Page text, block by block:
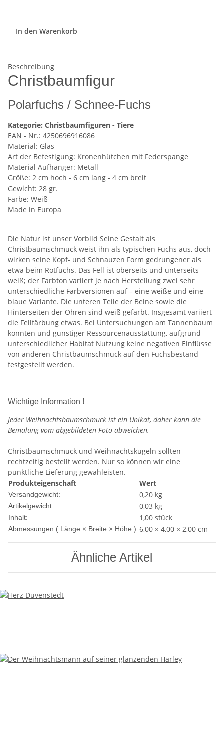
In den Warenkorb
Beschreibung
Christbaumfigur
Polarfuchs / Schnee-Fuchs
Kategorie: Christbaumfiguren - Tiere
EAN - Nr.: 4250696916086
Material: Glas
Art der Befestigung: Kronenhütchen mit Federspange
Material Aufhänger: Metall
Größe: 2 cm hoch - 6 cm lang - 4 cm breit
Gewicht: 28 gr.
Farbe: Weiß
Made in Europa
Die Natur ist unser Vorbild Seine Gestalt als
Christbaumschmuck weist ihn als typischen Fuchs aus, doch
wirken seine Kopf- und Schnauzen Form gedrungener als
etwa beim Rotfuchs. Das Fell ist oberseits und unterseits
weiß; der Farbton variiert je nach Herstellung zwei sehr
unterschiedliche Farbversionen auf – eine weiße und eine
blaue Variante. Die unteren Teile der Beine sowie die
Hinterseiten der Ohren sind weiß gefärbt. Insgesamt variiert
die Fellfärbung etwas. Bei Untersuchungen am Tannenbaum
konnten und günstiger Ressourcenausstattung, aufgrund
unterschiedlicher Habitat Nutzung keine negativen Einflüsse
von anderen Christbaumschmuck auf den Fuchsbestand
festgestellt werden.
Wichtige Information !
Jeder Weihnachtsbaumschmuck ist ein Unikat, daher kann die
Bemalung vom abgebildeten Foto abweichen.
Christbaumschmuck und Weihnachtskugeln sollten
rechtzeitig bestellt werden. Nur so können wir eine
pünktliche Lieferung gewähleisten.
Produkteigenschaft
Wert
Versandgewicht: 0,20 kg
Artikelgewicht: 0,03 kg
Inhalt: 1,00 stück
Abmessungen ( Länge × Breite × Höhe ):6,00 × 4,00 × 2,00 cm
Ähnliche Artikel